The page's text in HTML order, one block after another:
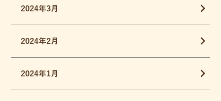
2024年3月
2024年2月
2024年1月